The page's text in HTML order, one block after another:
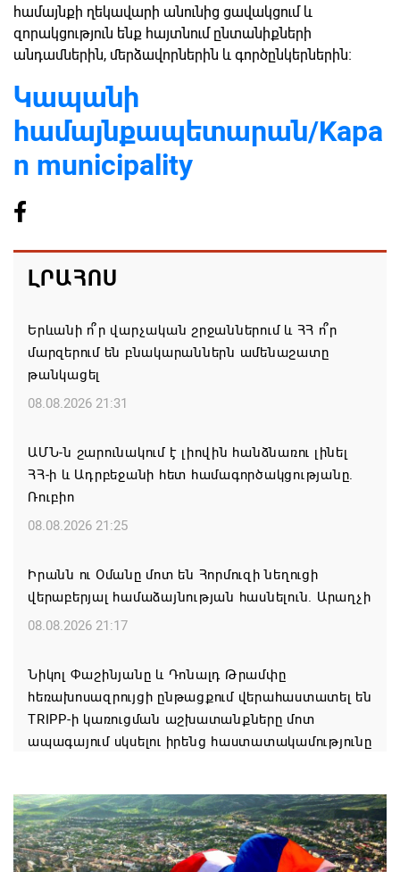
համայնքի ղեկավարի անունից ցավակցում և
զորակցություն ենք հայտնում ընտանիքների
անդամներին, մերձավորներին և գործընկերներին։
Կապանի
համայնքապետարան/Kapa
n municipality
ԼՐԱՀՈՍ
Երևանի ո՞ր վարչական շրջաններում և ՀՀ ո՞ր
մարզերում են բնակարաններն ամենաշատը
թանկացել
08.08.2026 21:31
ԱՄՆ-ն շարունակում է լիովին հանձնառու լինել
ՀՀ-ի և Ադրբեջանի հետ համագործակցությանը.
Ռուբիո
08.08.2026 21:25
Իրանն ու Օմանը մոտ են Հորմուզի նեղուցի
վերաբերյալ համաձայնության հասնելուն. Արաղչի
08.08.2026 21:17
Նիկոլ Փաշինյանը և Դոնալդ Թրամփը
հեռախոսազրույցի ընթացքում վերահաստատել են
TRIPP-ի կառուցման աշխատանքները մոտ
ապագայում սկսելու իրենց հաստատակամությունը
Փաշինյանն ու Ալիևը հեռախոսազրույց են ունեցել․
քննարկվել է TRIPP երթուղու նախագծի
իրականացումը